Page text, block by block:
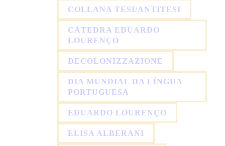
COLLANA TESI/ANTITESI
CÁTEDRA EDUARDO
LOURENÇO
DECOLONIZZAZIONE
DIA MUNDIAL DA LÍNGUA
PORTUGUESA
EDUARDO LOURENÇO
ELISA ALBERANI